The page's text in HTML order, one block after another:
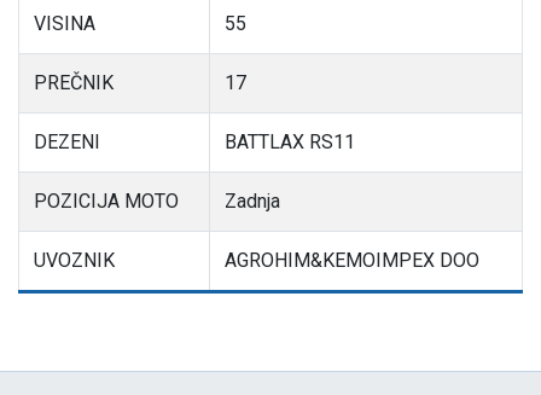
VISINA 55
PREČNIK 17
DEZENI BATTLAX RS11
POZICIJA MOTO Zadnja
UVOZNIK AGROHIM&KEMOIMPEX DOO